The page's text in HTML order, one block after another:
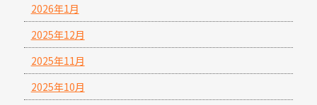
2026年1月
2025年12月
2025年11月
2025年10月